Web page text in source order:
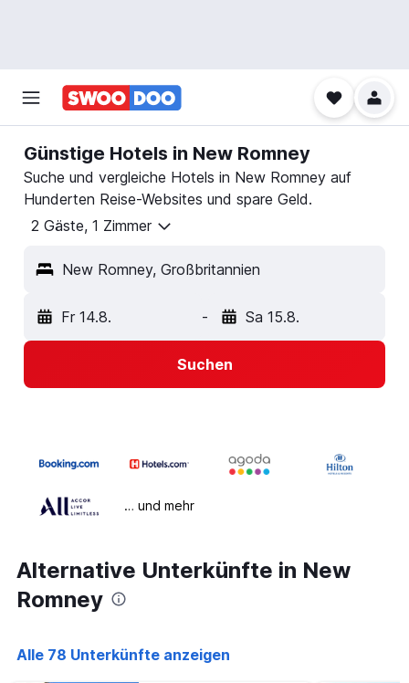
Günstige Hotels in New Romney
Suche und vergleiche Hotels in New Romney auf
Hunderten Reise-Websites und spare Geld.
2 Gäste, 1 Zimmer
New Romney, Großbritannien
Fr 14.8. - Sa 15.8.
Suchen
… und mehr
Alternative Unterkünfte in New
Romney
Alle 78 Unterkünfte anzeigen